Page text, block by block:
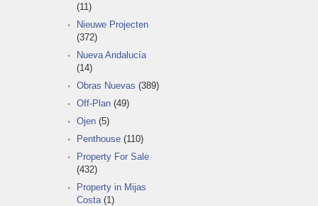
(11)
Nieuwe Projecten
(372)
Nueva Andalucía
(14)
Obras Nuevas (389)
Off-Plan (49)
Ojen (5)
Penthouse (110)
Property For Sale
(432)
Property in Mijas
Costa (1)